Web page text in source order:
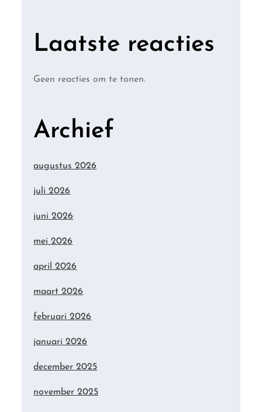
Laatste reacties
Geen reacties om te tonen.
Archief
augustus 2026
juli 2026
juni 2026
mei 2026
april 2026
maart 2026
februari 2026
januari 2026
december 2025
november 2025